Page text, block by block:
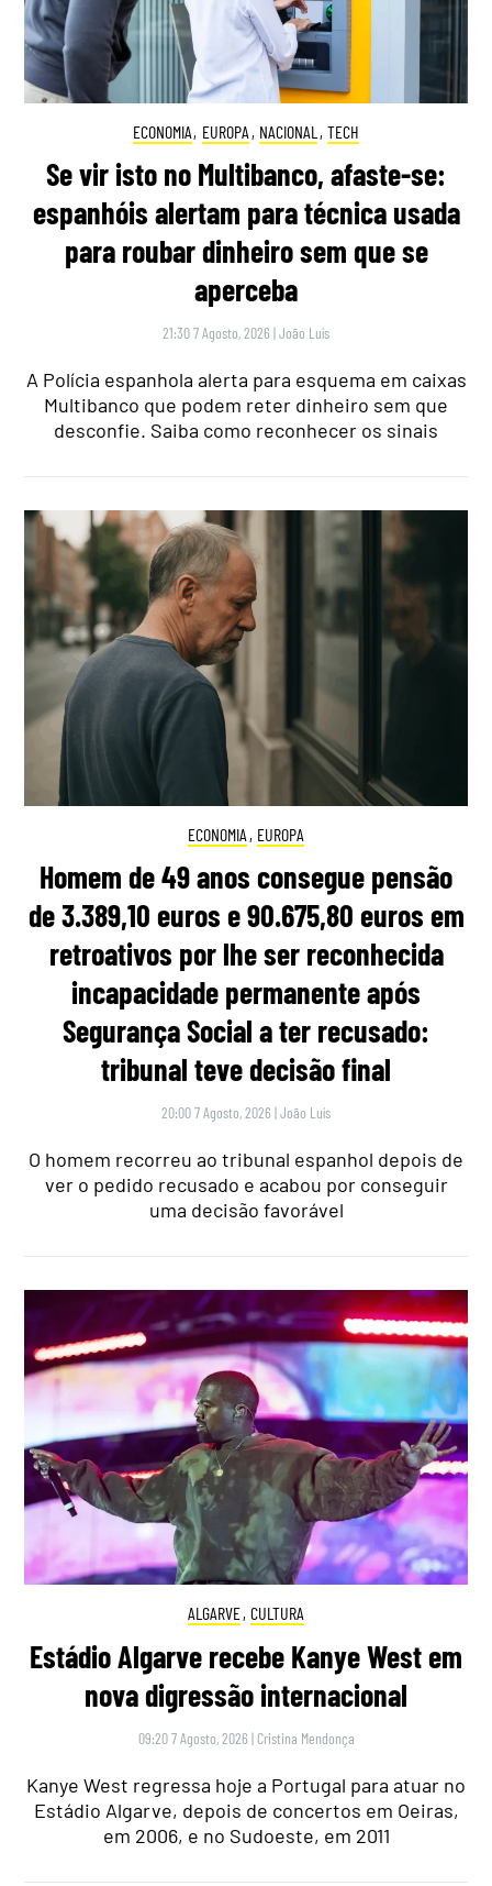
ECONOMIA, EUROPA , NACIONAL , TECH
Se vir isto no Multibanco, afaste-se:
espanhóis alertam para técnica usada
para roubar dinheiro sem que se
aperceba
21:30 7 Agosto, 2026 |João Luís
A Polícia espanhola alerta para esquema em caixas
Multibanco que podem reter dinheiro sem que
desconfie. Saiba como reconhecer os sinais
ECONOMIA , EUROPA
Homem de 49 anos consegue pensão
de 3.389,10 euros e 90.675,80 euros em
retroativos por lhe ser reconhecida
incapacidade permanente após
Segurança Social a ter recusado:
tribunal teve decisão final
20:00 7 Agosto, 2026 |João Luís
O homem recorreu ao tribunal espanhol depois de
ver o pedido recusado e acabou por conseguir
uma decisão favorável
ALGARVE, CULTURA
Estádio Algarve recebe Kanye West em
nova digressão internacional
09:20 7 Agosto, 2026 | Cristina Mendonça
Kanye West regressa hoje a Portugal para atuar no
Estádio Algarve, depois de concertos em Oeiras,
em 2006, e no Sudoeste, em 2011